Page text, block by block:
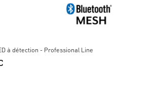
à détection - Professional Line